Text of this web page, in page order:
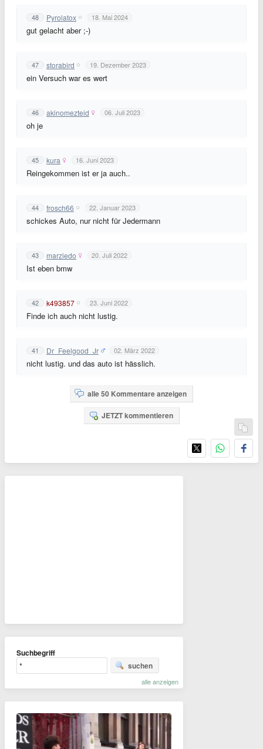
48 Pyrolatox 18. Mai 2024
gut gelacht aber ;-)
47 storabird 19. Dezember 2023
ein Versuch war es wert
46 akinomezteid 06. Juli 2023
oh je
45 kura 16. Juni 2023
Reingekommen ist er ja auch..
44 frosch66 22. Januar 2023
schickes Auto, nur nicht für Jedermann
43 marziedo 20. Juli 2022
Ist eben bmw
42 k493857 23. Juni 2022
Finde ich auch nicht lustig.
41 Dr_Feelgood_Jr 02. März 2022
nicht lustig. und das auto ist hässlich.
alle 50 Kommentare anzeigen
JETZT kommentieren
Suchbegriff
suchen
alle anzeigen